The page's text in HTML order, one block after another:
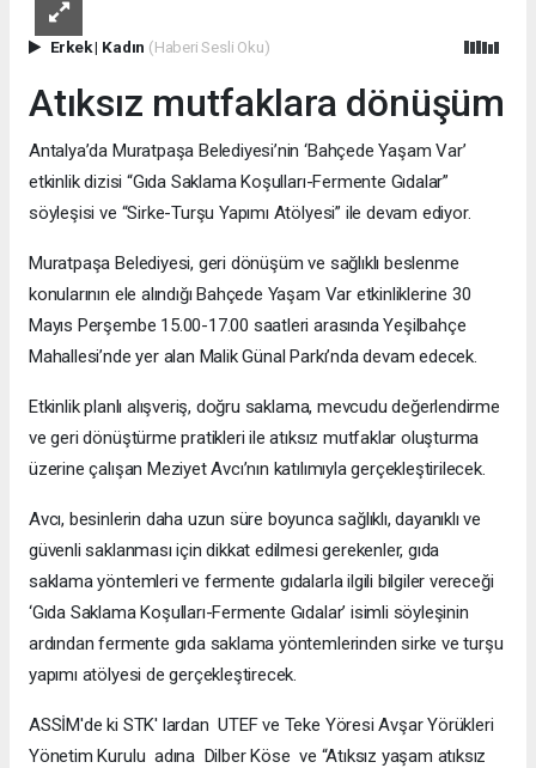
Erkek| Kadın (Haberi Sesli Oku)
Atıksız mutfaklara dönüşüm
Antalya’da Muratpaşa Belediyesi’nin ‘Bahçede Yaşam Var’
etkinlik dizisi “Gıda Saklama Koşulları-Fermente Gıdalar”
söyleşisi ve “Sirke-Turşu Yapımı Atölyesi” ile devam ediyor.
Muratpaşa Belediyesi, geri dönüşüm ve sağlıklı beslenme
konularının ele alındığı Bahçede Yaşam Var etkinliklerine 30
Mayıs Perşembe 15.00-17.00 saatleri arasında Yeşilbahçe
Mahallesi’nde yer alan Malik Günal Parkı’nda devam edecek.
Etkinlik planlı alışveriş, doğru saklama, mevcudu değerlendirme
ve geri dönüştürme pratikleri ile atıksız mutfaklar oluşturma
üzerine çalışan Meziyet Avcı’nın katılımıyla gerçekleştirilecek.
Avcı, besinlerin daha uzun süre boyunca sağlıklı, dayanıklı ve
güvenli saklanması için dikkat edilmesi gerekenler, gıda
saklama yöntemleri ve fermente gıdalarla ilgili bilgiler vereceği
‘Gıda Saklama Koşulları-Fermente Gıdalar’ isimli söyleşinin
ardından fermente gıda saklama yöntemlerinden sirke ve turşu
yapımı atölyesi de gerçekleştirecek.
ASSİM'de ki STK' lardan UTEF ve Teke Yöresi Avşar Yörükleri
Yönetim Kurulu adına Dilber Köse ve “Atıksız yaşam atıksız